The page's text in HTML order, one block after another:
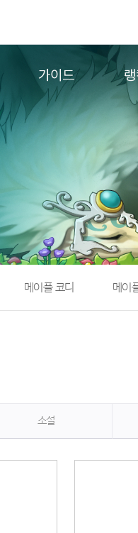
가이드
추가정보
컨텐
메이플 코디 메이
소설